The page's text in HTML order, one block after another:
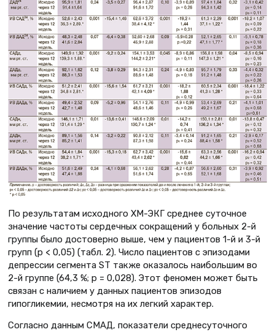
По результатам исходного ХМ-ЭКГ среднее суточное
значение частоты сердечных сокращений у больных 2-й
группы было достоверно выше, чем у пациентов 1-й и 3-й
групп (p < 0,05) (табл. 2). Число пациентов с эпизодами
депрессии сегмента ST также оказалось наибольшим во
2-й группе (64,3 %; p = 0,028). Этот феномен может быть
связан с наличием у данных пациентов эпизодов
гипогликемии, несмотря на их легкий характер.
Согласно данным СМАД, показатели среднесуточного